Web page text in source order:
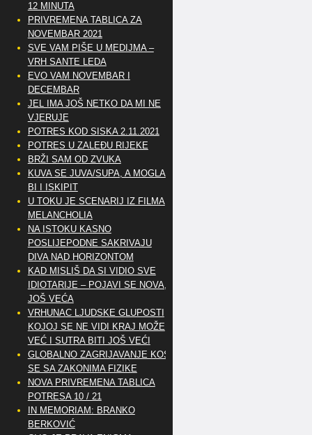
12 MINUTA
PRIVREMENA TABLICA ZA
NOVEMBAR 2021
SVE VAM PIŠE U MEDIJMA –
VRH SANTE LEDA
EVO VAM NOVEMBAR I
DECEMBAR
JEL IMA JOŠ NETKO DA MI NE
VJERUJE
POTRES KOD SISKA 2.11.2021
POTRES U ZALEĐU RIJEKE
BRŽI SAM OD ZVUKA
KUVA SE JUVA/SUPA, A MOGLA
BI I ISKIPIT
U TOKU JE SCENARIJ IZ FILMA
MELANCHOLIA
NA ISTOKU KASNO
POSLIJEPODNE SAKRIVAJU
DIVA NAD HORIZONTOM
KAD MISLIŠ DA SI VIDIO SVE
IDIOTARIJE – POJAVI SE NOVA,..
JOŠ VEĆA
VRHUNAC LJUDSKE GLUPOSTI
KOJOJ SE NE VIDI KRAJ MOŽE
VEĆ I SUTRA BITI JOŠ VEĆI
GLOBALNO ZAGRIJAVANJE KOSI
SE SA ZAKONIMA FIZIKE
NOVA PRIVREMENA TABLICA
POTRESA 10 / 21
IN MEMORIAM: BRANKO
BERKOVIĆ